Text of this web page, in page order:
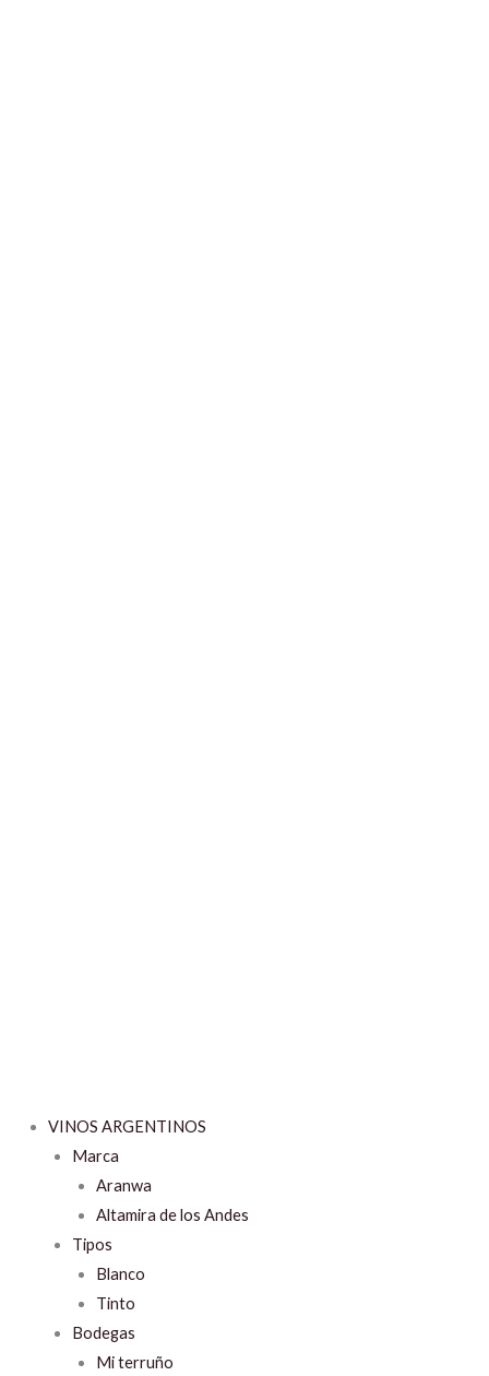
VINOS ARGENTINOS
Marca
Aranwa
Altamira de los Andes
Tipos
Blanco
Tinto
Bodegas
Mi terruño